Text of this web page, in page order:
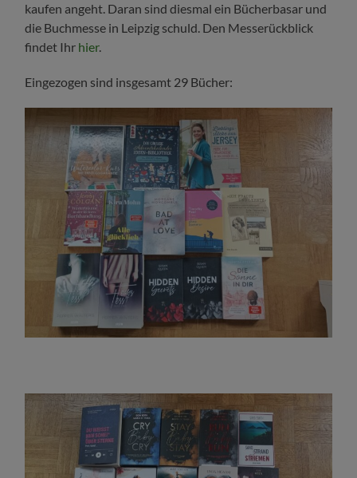
kaufen angeht. Daran sind diesmal ein Bücherbasar und
die Buchmesse in Leipzig schuld. Den Messerückblick
findet Ihr hier.
Eingezogen sind insgesamt 29 Bücher: